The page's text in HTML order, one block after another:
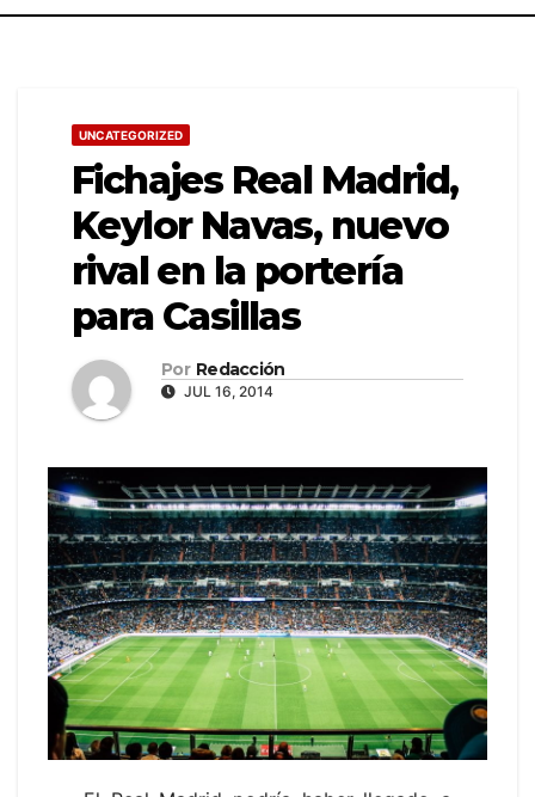
UNCATEGORIZED
Fichajes Real Madrid,
Keylor Navas, nuevo
rival en la portería
para Casillas
Por Redacción
JUL 16, 2014